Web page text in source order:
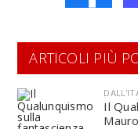
ARTICOLI PIÙ
Il